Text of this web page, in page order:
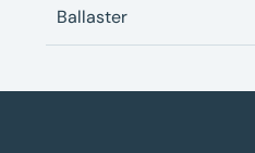
Ballaster